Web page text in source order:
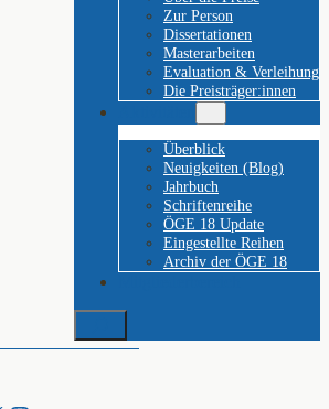
Zur Person
Dissertationen
Masterarbeiten
Evaluation & Verleihung
Die Preisträger:innen
Überblick
Neuigkeiten (Blog)
Jahrbuch
Schriftenreihe
ÖGE 18 Update
Eingestellte Reihen
Archiv der ÖGE 18
Suchen